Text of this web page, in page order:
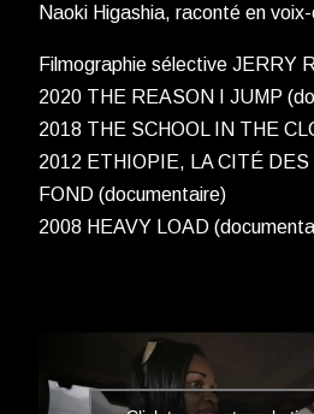
Naoki Higashia, raconté en
Filmographie sélective JERRY
2020 THE REASON I JUMP
2018 THE SCHOOL IN THE
2012 ETHIOPIE, LA CITÉ
FOND (documentaire)
2008 HEAVY LOAD